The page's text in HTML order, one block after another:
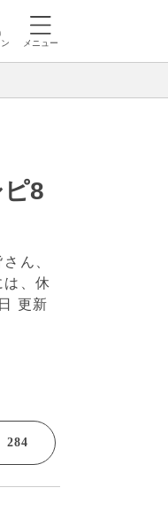
メニュー
8
ん、
は、休
更新
284